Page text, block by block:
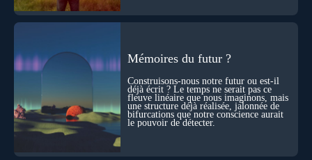
Mémoires du futur ?
Construisons-nous notre futur ou est-il
déjà écrit ? Le temps ne serait pas ce
fleuve linéaire que nous imaginons, mais
une structure déjà réalisée, jalonnée de
bifurcations que notre conscience aurait
le pouvoir de détecter.